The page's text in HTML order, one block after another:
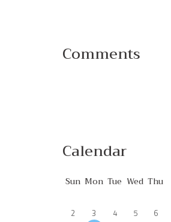
Comments
Calendar
Sun Mon Tue Wed Thu
2
3 4 5 6